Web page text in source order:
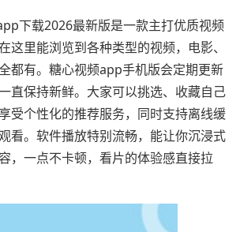
下载2026最新版是一款主打优质视频
这里能浏览到各种类型的视频，电影、
都有。糖心视频app手机版会定期更新
直保持新鲜。大家可以挑选、收藏自己
受个性化的推荐服务，同时支持离线缓
看。软件播放特别流畅，能让你沉浸式
，一点不卡顿，看片的体验感直接拉